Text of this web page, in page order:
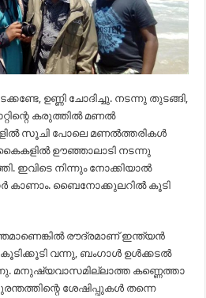
ഉണ്ണി ചോദിച്ചു. നടന്നു തുടങ്ങി,
കരുത്തില്‍ മണല്‍
സൂചി പോലെ മണല്‍ത്തരികൾ
കൈകളില്‍ ഊഞ്ഞാലാടി നടന്നു
ഇവിടെ നിന്നും നോക്കിയാല്‍
കാണാം. ബൈനോക്കുലറില്‍ കൂടി
രൗദ്രമാണ് ഇന്ത്യന്‍
വന്നു, ബംഗാള്‍ ഉള്‍ക്കടല്‍
മനുഷ്യവാസമില്ലാത്ത കണ്ണെത്താ
ശേഷിപ്പുകള്‍ തന്നെ